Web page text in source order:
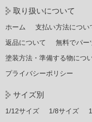
取り扱いについて
ホーム 支払い方法につい
返品について
無料でパー
塗装方法・準備する物につ
プライバシーポリシー
サイズ別
1/12サイズ 1/8サイズ